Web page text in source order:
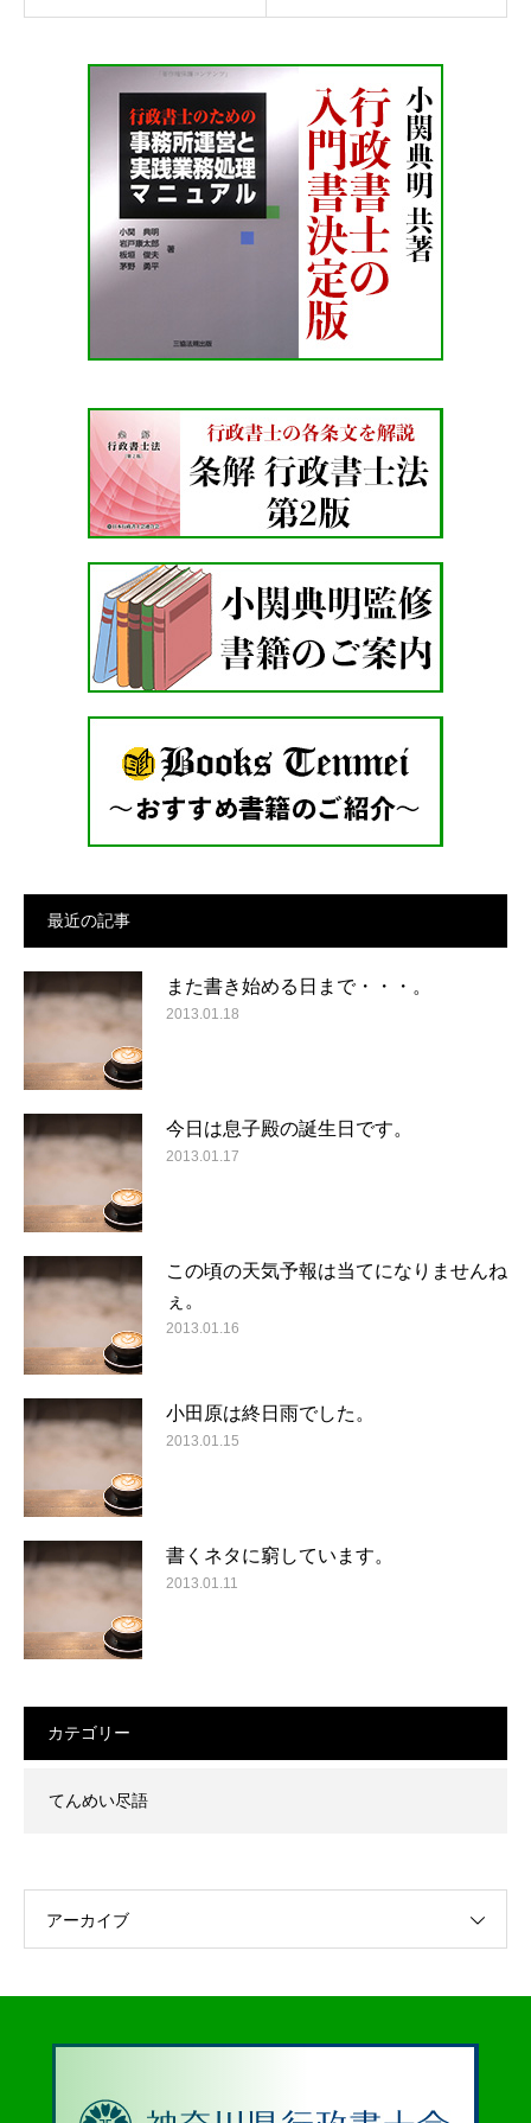
最近の記事
また書き始める日まで・・・。
2013.01.18
今日は息子殿の誕生日です。
2013.01.17
この頃の天気予報は当てになりませんね
ぇ。
2013.01.16
小田原は終日雨でした。
2013.01.15
書くネタに窮しています。
2013.01.11
カテゴリー
てんめい尽語
アーカイブ